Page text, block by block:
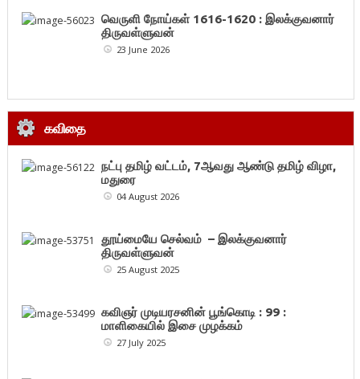
வெருளி நோய்கள் 1616-1620 : இலக்குவனார்
திருவள்ளுவன்
23 June 2026
கவிதை
நட்பு தமிழ் வட்டம், 7ஆவது ஆண்டு தமிழ் விழா,
மதுரை
04 August 2026
தூய்மையே செல்வம் – இலக்குவனார்
திருவள்ளுவன்
25 August 2025
கவிஞர் முடியரசனின் பூங்கொடி : 99 :
மாளிகையில் இசை முழக்கம்
27 July 2025